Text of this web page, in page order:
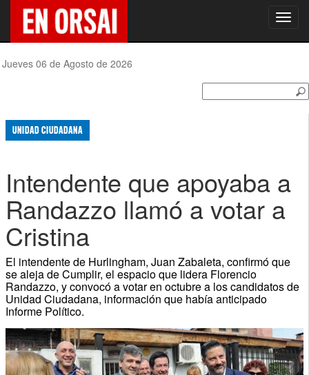
Jueves 06 de Agosto de 2026
UNIDAD CIUDADANA
Intendente que apoyaba a
Randazzo llamó a votar a
Cristina
El intendente de Hurlingham, Juan Zabaleta, confirmó que
se aleja de Cumplir, el espacio que lidera Florencio
Randazzo, y convocó a votar en octubre a los candidatos de
Unidad Ciudadana, información que había anticipado
Informe Político.